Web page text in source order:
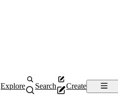
Explore Search Create